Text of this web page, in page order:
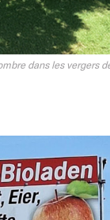
dans les vergers